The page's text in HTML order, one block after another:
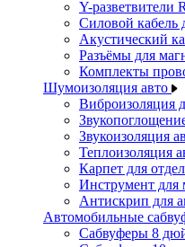
Y-разветвители
Силовой кабель
Акустический
Разъёмы для
Комплекты
Шумоизоляция авто
Виброизоляция
Звукоизоляция
Теплоизоляция
Карпет для
Инструмент
Антискрип для
Автомобильные
Сабвуферы 8